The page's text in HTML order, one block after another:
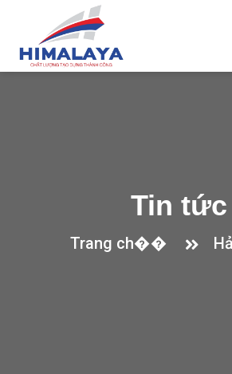
Tin tức
Trang ch��